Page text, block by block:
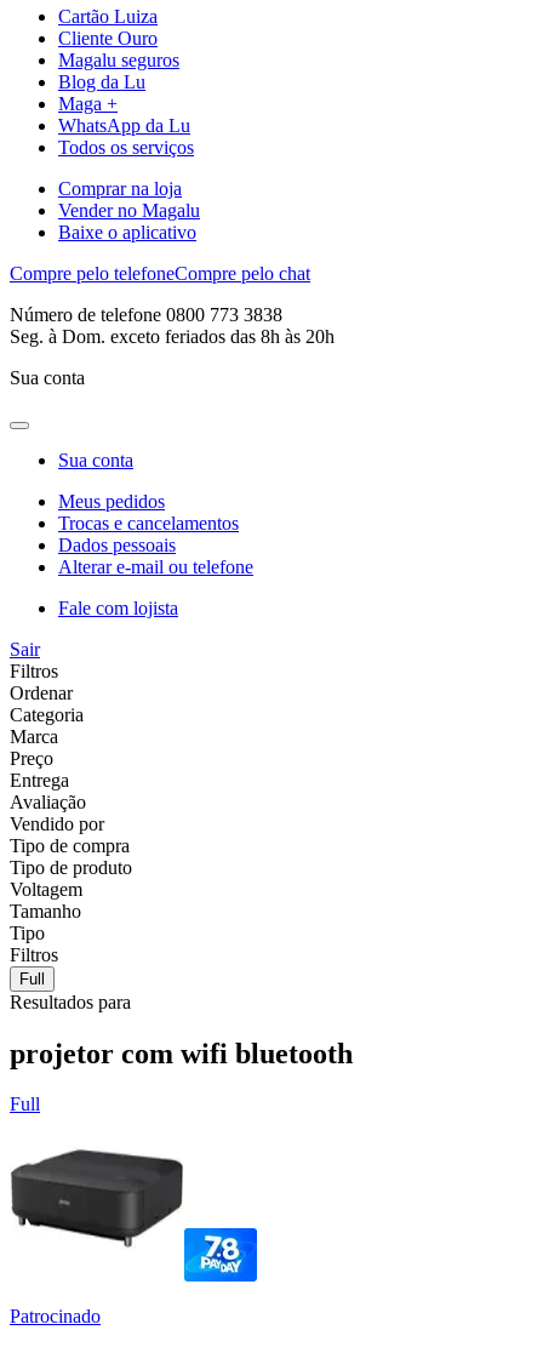
Cartão Luiza
Cliente Ouro
Magalu seguros
Blog da Lu
Maga +
WhatsApp da Lu
Todos os serviços
Comprar na loja
Vender no Magalu
Baixe o aplicativo
Compre pelo telefoneCompre pelo chat
Número de telefone 0800 773 3838
Seg. à Dom. exceto feriados das 8h às 20h
Sua conta
Sua conta
Meus pedidos
Trocas e cancelamentos
Dados pessoais
Alterar e-mail ou telefone
Fale com lojista
Sair
Filtros
Ordenar
Categoria
Marca
Preço
Entrega
Avaliação
Vendido por
Tipo de compra
Tipo de produto
Voltagem
Tamanho
Tipo
Filtros
Full
Resultados para
projetor com wifi bluetooth
Full
Patrocinado